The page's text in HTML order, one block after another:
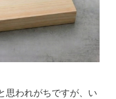
思われがちですが、い